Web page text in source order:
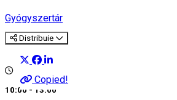
Gyógyszertár
Distribuie
Copied!
10:00 - 13:00